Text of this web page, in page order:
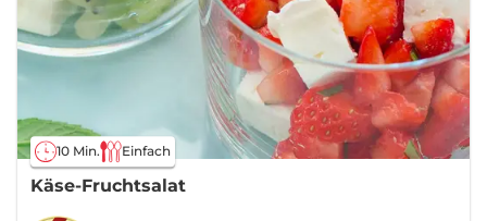
10 Min. Einfach
Käse-Fruchtsalat